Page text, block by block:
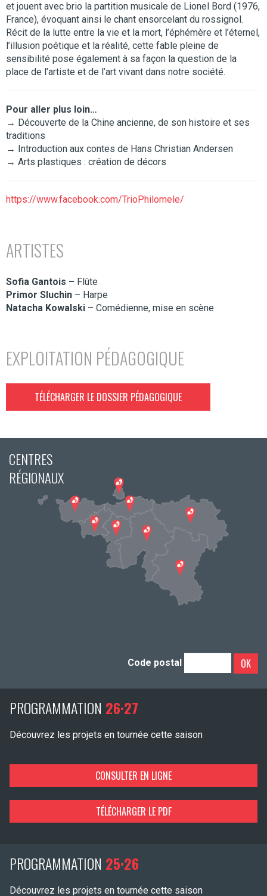
et jouent avec brio la partition musicale de Lionel Bord (1976,
France), évoquant ainsi le chant ensorcelant du rossignol.
Récit de la lutte entre la vie et la mort, l’éphémère et l’éternel,
l’illusion poétique et la réalité, cette fable pleine de
sensibilité pose également à sa façon la question de la
place de l’artiste et de l’art vivant dans notre société.
Pour aller plus loin…
→ Découverte de la Chine ancienne, de son histoire et ses
traditions
→ Introduction aux contes de Hans Christian Andersen
→ Arts plastiques : création de décors
https://www.facebook.com/TrioPhilomele/
ARTISTES
Sofia Gantois – Flûte
Primor Sluchin – Harpe
Natacha Kowalski – Comédienne, mise en scène
EXPLOITATION PÉDAGOGIQUE
TÉLÉCHARGER LE DOSSIER PÉDAGOGIQUE
CENTRES
RÉGIONAUX
Code postal OK
PROGRAMMATION 26·27
Découvrez les projets en tournée cette saison
CONSULTER EN LIGNE
TÉLÉCHARGER LE PDF
PROGRAMMATION 25·26
Découvrez les projets en tournée cette saison